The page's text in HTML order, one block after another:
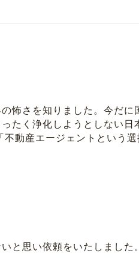
怖さを知りました。今だに
たく浄化しようとしない日
動産エージェントという
と思い依頼をいたしました。